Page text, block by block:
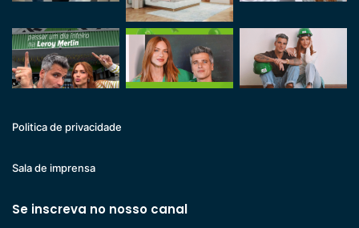
Politica de privacidade
Sala de imprensa
Se inscreva no nosso canal